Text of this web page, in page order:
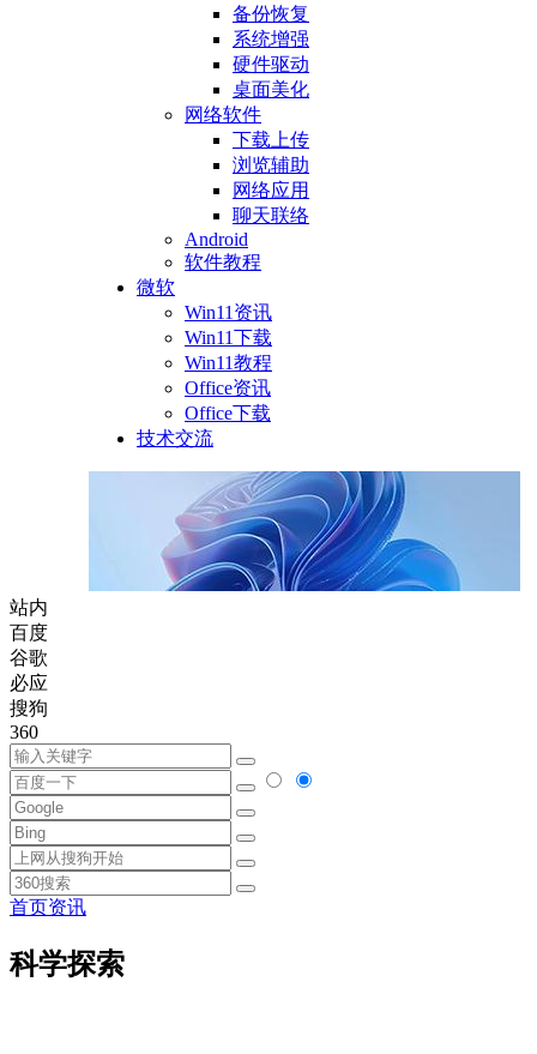
备份恢复
系统增强
硬件驱动
桌面美化
网络软件
下载上传
浏览辅助
网络应用
聊天联络
Android
软件教程
微软
Win11资讯
Win11下载
Win11教程
Office资讯
Office下载
技术交流
站内
百度
谷歌
必应
搜狗
360
首页资讯
科学探索